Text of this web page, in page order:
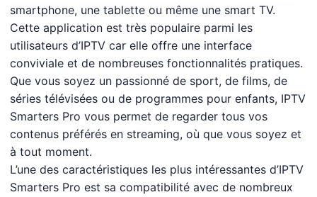
smartphone, une tablette ou même une smart TV.
Cette application est très populaire parmi les
utilisateurs d’IPTV car elle offre une interface
conviviale et de nombreuses fonctionnalités pratiques.
Que vous soyez un passionné de sport, de films, de
séries télévisées ou de programmes pour enfants, IPTV
Smarters Pro vous permet de regarder tous vos
contenus préférés en streaming, où que vous soyez et
à tout moment.
L’une des caractéristiques les plus intéressantes d’IPTV
Smarters Pro est sa compatibilité avec de nombreux